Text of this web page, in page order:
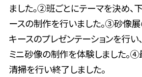
ました。②班ごとにテーマを決め、
ースの制作を行いました。③砂像展
キースのプレゼンテーションを行い
ミニ砂像の制作を体験しました。
清掃を行い終了しました。